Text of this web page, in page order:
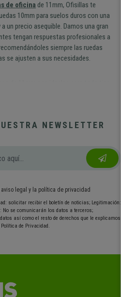
de oficina de 11mm, Ofisillas te
10mm para suelos duros con una
un precio asequible. Damos una gran
tengan respuestas profesionales a
siempre las ruedas
se ajusten a sus necesidades.
o no, te permite rodar o no y evita el
NEWSLETTER
aviso legal y la política de privacidad
solicitar recibir el boletín de noticias; Legitimación:
No se comunicarán los datos a terceros;
así como el resto de derechos que le explicamos
de Privacidad.